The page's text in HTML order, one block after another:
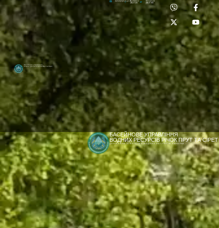
[newyear_garland]
Басейнове управління
водних ресурсів річок Прут та Сірет
Лабораторія:
(0372) 53-92-00
dpbuvr@dpbuvr.gov.uaПриймальня:
(0372) 51-14-56
БАСЕЙНОВЕ УПРАВЛІННЯ
ВОДНИХ РЕСУРСІВ РІЧОК ПРУТ ТА СІРЕТ
ДЕРЖАВНЕ АГЕНТСТВО ВОДНИХ РЕСУРСІВ УКРАЇНИ